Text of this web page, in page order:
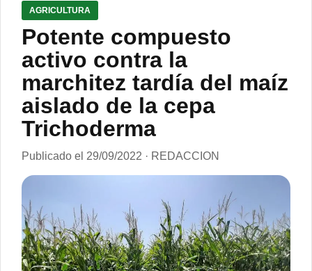
AGRICULTURA
Potente compuesto
activo contra la
marchitez tardía del maíz
aislado de la cepa
Trichoderma
Publicado el 29/09/2022 · REDACCION